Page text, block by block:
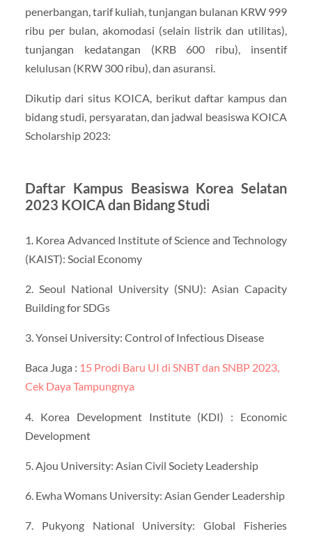
penerbangan, tarif kuliah, tunjangan bulanan KRW 999
ribu per bulan, akomodasi (selain listrik dan utilitas),
tunjangan kedatangan (KRB 600 ribu), insentif
kelulusan (KRW 300 ribu), dan asuransi.
Dikutip dari situs KOICA, berikut daftar kampus dan
bidang studi, persyaratan, dan jadwal beasiswa KOICA
Scholarship 2023:
Daftar Kampus Beasiswa Korea Selatan
2023 KOICA dan Bidang Studi
1. Korea Advanced Institute of Science and Technology
(KAIST): Social Economy
2. Seoul National University (SNU): Asian Capacity
Building for SDGs
3. Yonsei University: Control of Infectious Disease
Baca Juga : 15 Prodi Baru UI di SNBT dan SNBP 2023,
Cek Daya Tampungnya
4. Korea Development Institute (KDI) : Economic
Development
5. Ajou University: Asian Civil Society Leadership
6. Ewha Womans University: Asian Gender Leadership
7. Pukyong National University: Global Fisheries